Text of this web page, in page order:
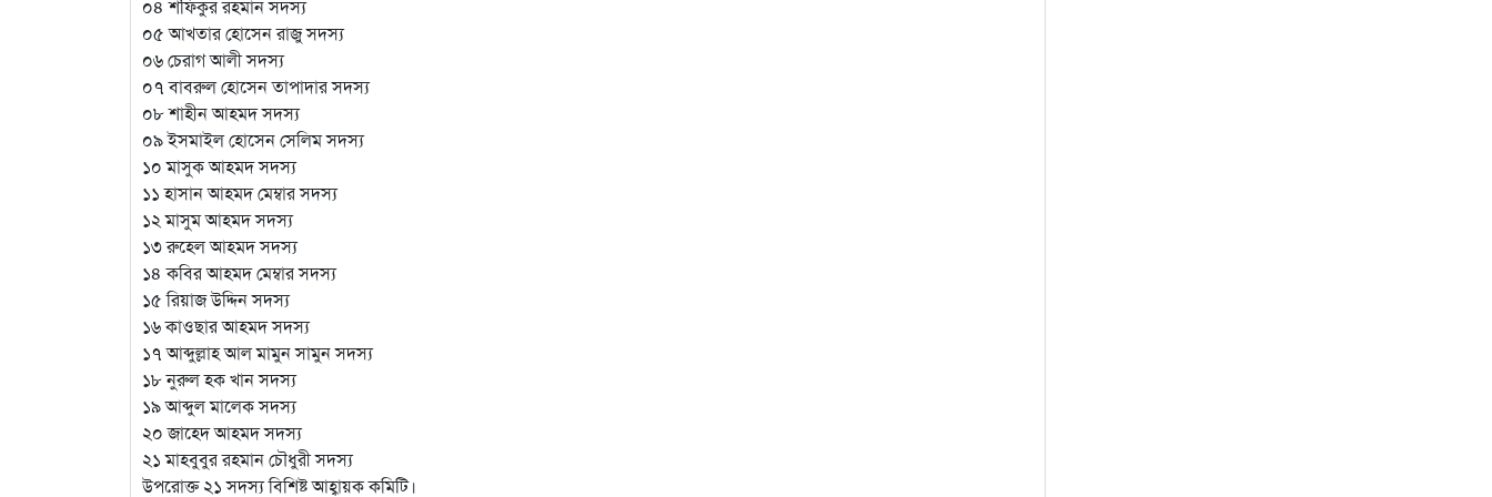
০৪ শফিকুর রহমান সদস্য
০৫ আখতার হোসেন রাজু সদস্য
০৬ চেরাগ আলী সদস্য
০৭ বাবরুল হোসেন তাপাদার সদস্য
০৮ শাহীন আহমদ সদস্য
০৯ ইসমাইল হোসেন সেলিম সদস্য
১০ মাসুক আহমদ সদস্য
১১ হাসান আহমদ মেম্বার সদস্য
১২ মাসুম আহমদ সদস্য
১৩ রুহেল আহমদ সদস্য
১৪ কবির আহমদ মেম্বার সদস্য
১৫ রিয়াজ উদ্দিন সদস্য
১৬ কাওছার আহমদ সদস্য
১৭ আব্দুল্লাহ আল মামুন সামুন সদস্য
১৮ নুরুল হক খান সদস্য
১৯ আব্দুল মালেক সদস্য
২০ জাহেদ আহমদ সদস্য
২১ মাহবুবুর রহমান চৌধুরী সদস্য
উপরোক্ত ২১ সদস্য বিশিষ্ট আহ্বায়ক কমিটি।